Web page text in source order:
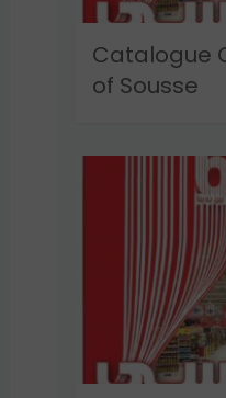
Catalogue
of Sousse